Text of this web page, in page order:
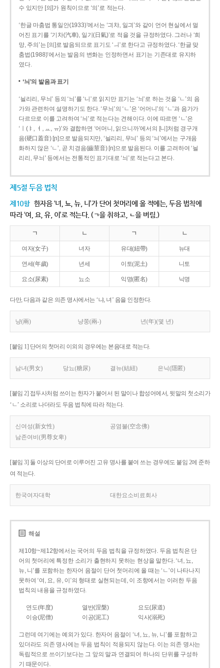
수 있지만 [의]가 원칙이므로 ‘의’로 적는다.
‘한글 마춤법 통일안(1933)’에서는 ‘긔챠, 일긔’와 같이 언어 현실에서 멀
어진 표기를 ‘기차(汽車), 일기(日氣)’로 적을 것을 규정하였다. 그러나 ‘희
망, 주의’는 [의]로 발음되므로 표기도 ‘ㅢ’로 한다고 규정하였다. ‘한글 맞
춤법(1988)’에서는 발음의 변화는 인정하면서 표기는 기존대로 유지하
였다.
‘늬’의 발음과 표기
‘늴리리, 무늬’ 등의 ‘늬’를 ‘니’로 읽지만 표기는 ‘늬’로 하는 것을 ‘ㄴ’의 음
가와 관련하여 설명하기도 한다. ‘무늬’의 ‘ㄴ’은 ‘어머니’의 ‘ㄴ’과 음가가
다르므로 이를 고려하여 ‘늬’로 적는다는 견해이다. 이에 따르면 ‘ㄴ’은
‘ㅣ(ㅑ, ㅕ, ㅛ, ㅠ)’와 결합하면 ‘어머니, 읽으니까’에서의 [니]처럼 경구개
음(硬口蓋音) [ɲ]으로 발음되지만, ‘늴리리, 무늬’ 등의 ‘늬’에서는 구개음
화하지 않은 ‘ㄴ’, 곧 치경음(齒莖音) [n]으로 발음된다. 이를 고려하여 ‘늴
리리, 무늬’ 등에서는 전통적인 표기대로 ‘늬’로 적는다고 본다.
제5절 두음 법칙
제10항 한자음 ‘녀, 뇨, 뉴, 니’가 단어 첫머리에 올 적에는, 두음 법칙에
따라 ‘여, 요, 유, 이’로 적는다. (ㄱ을 취하고, ㄴ을 버림.)
ㄱ ㄴ ㄱ ㄴ
여자(女子) 녀자 유대(紐帶) 뉴대
연세(年歲) 년세 이토(泥土) 니토
요소(尿素) 뇨소 익명(匿名) 닉명
다만, 다음과 같은 의존 명사에서는 ‘냐, 녀’ 음을 인정한다.
냥(兩) 냥쭝(兩-) 년(年)(몇 년)
[붙임 1] 단어의 첫머리 이외의 경우에는 본음대로 적는다.
남녀(男女) 당뇨(糖尿) 결뉴(結紐) 은닉(隱匿)
[붙임 2] 접두사처럼 쓰이는 한자가 붙어서 된 말이나 합성어에서, 뒷말의 첫소리가
‘ㄴ’ 소리로 나더라도 두음 법칙에 따라 적는다.
신여성(新女性)
공염불(空念佛)
남존여비(男尊女卑)
[붙임 3] 둘 이상의 단어로 이루어진 고유 명사를 붙여 쓰는 경우에도 붙임 2에 준하
여 적는다.
한국여자대학 대한요소비료회사
해설
제10항~제12항에서는 국어의 두음 법칙을 규정하였다. 두음 법칙은 단
어의 첫머리에 특정한 소리가 출현하지 못하는 현상을 말한다. ‘녀, 뇨,
뉴, 니’를 포함하는 한자어 음절이 단어 첫머리에 올 때는 ‘ㄴ’이 나타나지
못하여 ‘여, 요, 유, 이’의 형태로 실현되는데, 이 조항에서는 이러한 두음
법칙의 내용을 규정하였다.
연도(年度) 열반(涅槃)
요도(尿道)
이승(尼僧)
이공(泥工) 익사(溺死)
그런데 여기에는 예외가 있다. 한자어 음절이 ‘녀, 뇨, 뉴, 니’를 포함하고
있더라도 의존 명사에는 두음 법칙이 적용되지 않는다. 이는 의존 명사는
독립적으로 쓰이기보다는 그 앞의 말과 연결되어 하나의 단위를 구성하
기 때문이다.